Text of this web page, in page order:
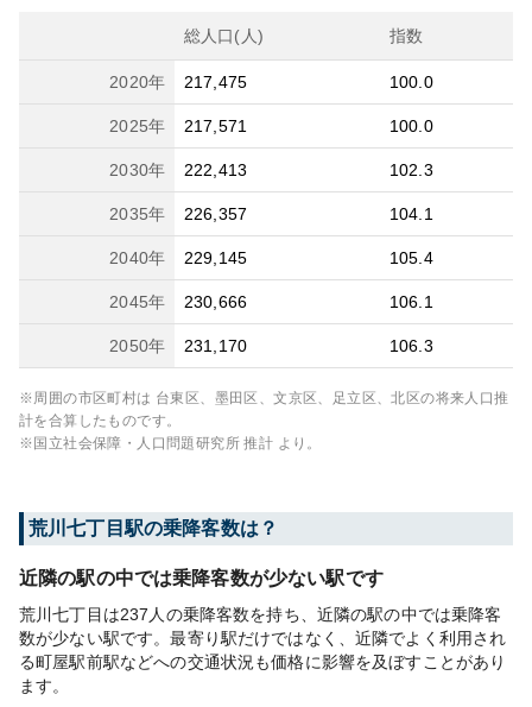
総人口(人) 指数
2020年 217,475 100.0
2025年 217,571 100.0
2030年 222,413 102.3
2035年 226,357 104.1
2040年 229,145 105.4
2045年 230,666 106.1
2050年 231,170 106.3
※周囲の市区町村は 台東区、墨田区、文京区、足立区、北区の将来人口推
計を合算したものです。
※国立社会保障・人口問題研究所 推計 より。
荒川七丁目駅の乗降客数は？
近隣の駅の中では乗降客数が少ない駅です
荒川七丁目は237人の乗降客数を持ち、近隣の駅の中では乗降客
数が少ない駅です。最寄り駅だけではなく、近隣でよく利用され
る町屋駅前駅などへの交通状況も価格に影響を及ぼすことがあり
ます。